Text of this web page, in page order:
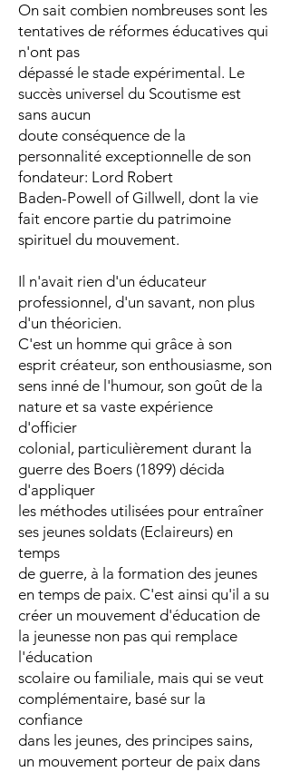
On sait combien nombreuses sont les
tentatives de réformes éducatives qui
n'ont pas
dépassé le stade expérimental. Le
succès universel du Scoutisme est
sans aucun
doute conséquence de la
personnalité exceptionnelle de son
fondateur: Lord Robert
Baden-Powell of Gillwell, dont la vie
fait encore partie du patrimoine
spirituel du mouvement.
Il n'avait rien d'un éducateur
professionnel, d'un savant, non plus
d'un théoricien.
C'est un homme qui grâce à son
esprit créateur, son enthousiasme, son
sens inné de l'humour, son goût de la
nature et sa vaste expérience
d'officier
colonial, particulièrement durant la
guerre des Boers (1899) décida
d'appliquer
les méthodes utilisées pour entraîner
ses jeunes soldats (Eclaireurs) en
temps
de guerre, à la formation des jeunes
en temps de paix. C'est ainsi qu'il a su
créer un mouvement d'éducation de
la jeunesse non pas qui remplace
l'éducation
scolaire ou familiale, mais qui se veut
complémentaire, basé sur la
confiance
dans les jeunes, des principes sains,
un mouvement porteur de paix dans